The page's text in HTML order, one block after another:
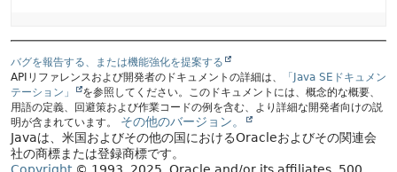
バグを報告する、または機能強化を提案する
APIリファレンスおよび開発者のドキュメントの詳細は、
「Java SEドキュメン
テーション」
を参照してください。このドキュメントには、概念的な概要、
用語の定義、回避策および作業コードの例を含む、より詳細な開発者向けの説
明が含まれています。
その他のバージョン。
Javaは、米国およびその他の国におけるOracleおよびその関連会
社の商標または登録商標です。